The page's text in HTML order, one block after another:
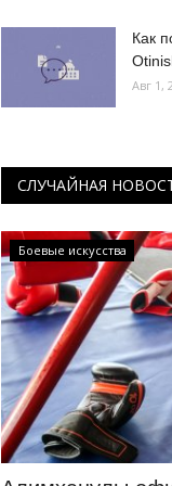
Как
Авг 1,
СЛУЧАЙНАЯ
Боевые искусства